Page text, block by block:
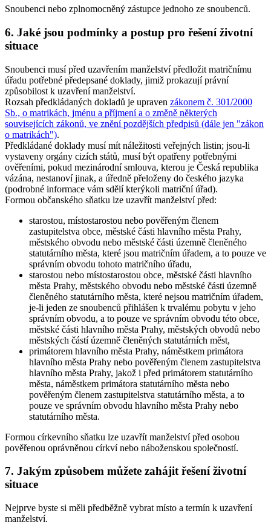
Snoubenci nebo zplnomocněný zástupce jednoho ze snoubenců.
6. Jaké jsou podmínky a postup pro řešení životní
situace
Snoubenci musí před uzavřením manželství předložit matričnímu
úřadu potřebné předepsané doklady, jimiž prokazují právní
způsobilost k uzavření manželství.
Rozsah předkládaných dokladů je upraven zákonem č. 301/2000
Sb., o matrikách, jménu a příjmení a o změně některých
souvisejících zákonů, ve znění pozdějších předpisů (dále jen "zákon
o matrikách").
Předkládané doklady musí mít náležitosti veřejných listin; jsou-li
vystaveny orgány cizích států, musí být opatřeny potřebnými
ověřeními, pokud mezinárodní smlouva, kterou je Česká republika
vázána, nestanoví jinak, a úředně přeloženy do českého jazyka
(podrobné informace vám sdělí kterýkoli matriční úřad).
Formou občanského sňatku lze uzavřít manželství před:
starostou, místostarostou nebo pověřeným členem
zastupitelstva obce, městské části hlavního města Prahy,
městského obvodu nebo městské části územně členěného
statutárního města, které jsou matričním úřadem, a to pouze ve
správním obvodu tohoto matričního úřadu,
starostou nebo místostarostou obce, městské části hlavního
města Prahy, městského obvodu nebo městské části územně
členěného statutárního města, které nejsou matričním úřadem,
je-li jeden ze snoubenců přihlášen k trvalému pobytu v jeho
správním obvodu, a to pouze ve správním obvodu této obce,
městské části hlavního města Prahy, městských obvodů nebo
městských částí územně členěných statutárních měst,
primátorem hlavního města Prahy, náměstkem primátora
hlavního města Prahy nebo pověřeným členem zastupitelstva
hlavního města Prahy, jakož i před primátorem statutárního
města, náměstkem primátora statutárního města nebo
pověřeným členem zastupitelstva statutárního města, a to
pouze ve správním obvodu hlavního města Prahy nebo
statutárního města.
Formou církevního sňatku lze uzavřít manželství před osobou
pověřenou oprávněnou církví nebo náboženskou společností.
7. Jakým způsobem můžete zahájit řešení životní
situace
Nejprve byste si měli předběžně vybrat místo a termín k uzavření
manželství.